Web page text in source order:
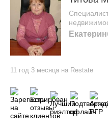
11 год 3 месяца на Restate